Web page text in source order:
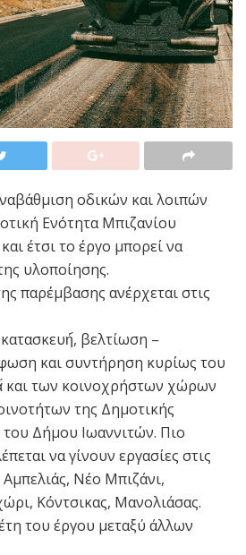
οδικών και λοιπών
Ενότητα Μπιζανίου
έτσι το έργο μπορεί να
υλοποίησης.
παρέμβασης ανέρχεται στις
βελτίωση –
και συντήρηση κυρίως του
και των κοινοχρήστων χώρων
της Δημοτικής
Δήμου Ιωαννιτών. Πιο
να γίνουν εργασίες στις
Νέο Μπιζάνι,
Κόντσικας, Μανολιάσας.
του έργου μεταξύ άλλων